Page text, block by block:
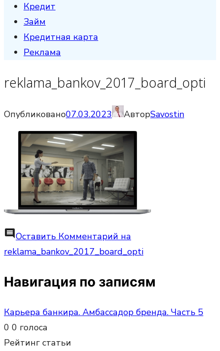
Кредит
Займ
Кредитная карта
Реклама
reklama_bankov_2017_board_opti
Опубликовано07.03.2023 АвторSavostin
commentОставить Комментарий на
reklama_bankov_2017_board_opti
Навигация по записям
Карьера банкира. Амбассадор бренда. Часть 5
0 0 голоса
Рейтинг статьи